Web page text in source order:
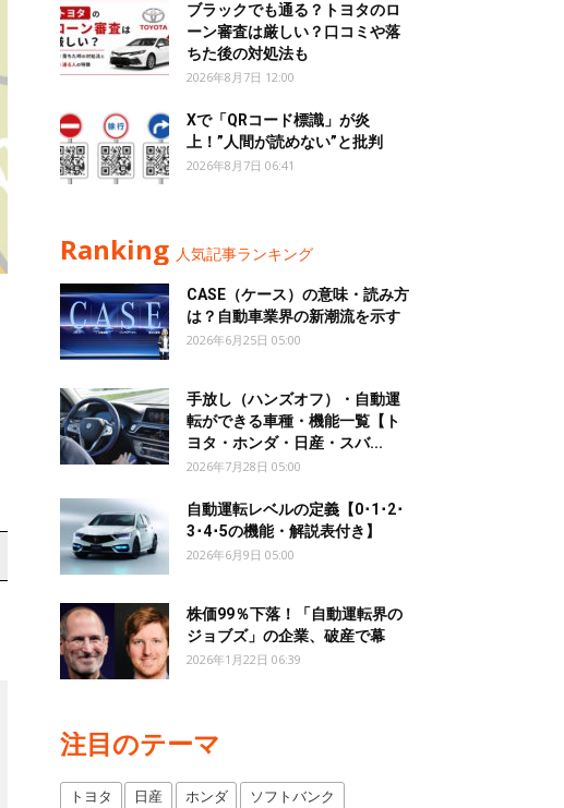
ブラックでも通る？トヨタのロ
ーン審査は厳しい？口コミや落
ちた後の対処法も
2026年8月7日 12:00
Xで「QRコード標識」が炎
上！”人間が読めない”と批判
2026年8月7日 06:41
Ranking 人気記事ランキング
CASE（ケース）の意味・読み方
は？自動車業界の新潮流を示す
2026年6月25日 05:00
手放し（ハンズオフ）・自動運
転ができる車種・機能一覧【ト
ヨタ・ホンダ・日産・スバ...
2026年7月28日 05:00
自動運転レベルの定義【0･1･2･
3･4･5の機能・解説表付き】
2026年6月9日 05:00
株価99％下落！「自動運転界の
ジョブズ」の企業、破産で幕
2026年1月22日 06:39
注目のテーマ
トヨタ 日産 ホンダ ソフトバンク